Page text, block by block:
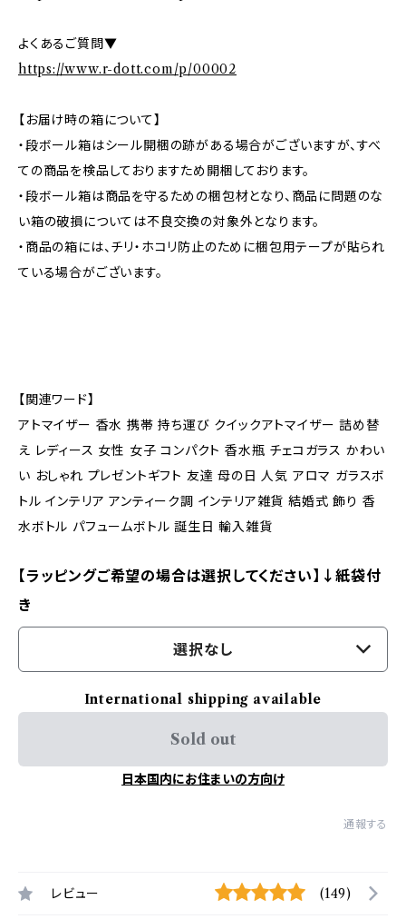
よくあるご質問▼
https://www.r-dott.com/p/00002
【お届け時の箱について】
・段ボール箱はシール開梱の跡がある場合がございますが、すべ
ての商品を検品しておりますため開梱しております。
・段ボール箱は商品を守るための梱包材となり、商品に問題のな
い箱の破損については不良交換の対象外となります。
・商品の箱には、チリ・ホコリ防止のために梱包用テープが貼られ
ている場合がございます。
【関連ワード】
アトマイザー 香水 携帯 持ち運び クイックアトマイザー 詰め替
え レディース 女性 女子 コンパクト 香水瓶 チェコガラス かわい
い おしゃれ プレゼントギフト 友達 母の日 人気 アロマ ガラスボ
トル インテリア アンティーク調 インテリア雑貨 結婚式 飾り 香
水ボトル パフュームボトル 誕生日 輸入雑貨
【ラッピングご希望の場合は選択してください】↓紙袋付
き
選択なし
International shipping available
Sold out
日本国内にお住まいの方向け
通報する
レビュー (149)